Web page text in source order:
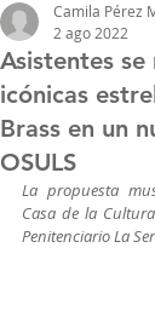
Asistentes
icónicas
Brass en un
OSULS
Camila Pérez
2 ago 2022
La propuesta
Casa de la
Penitenciario La